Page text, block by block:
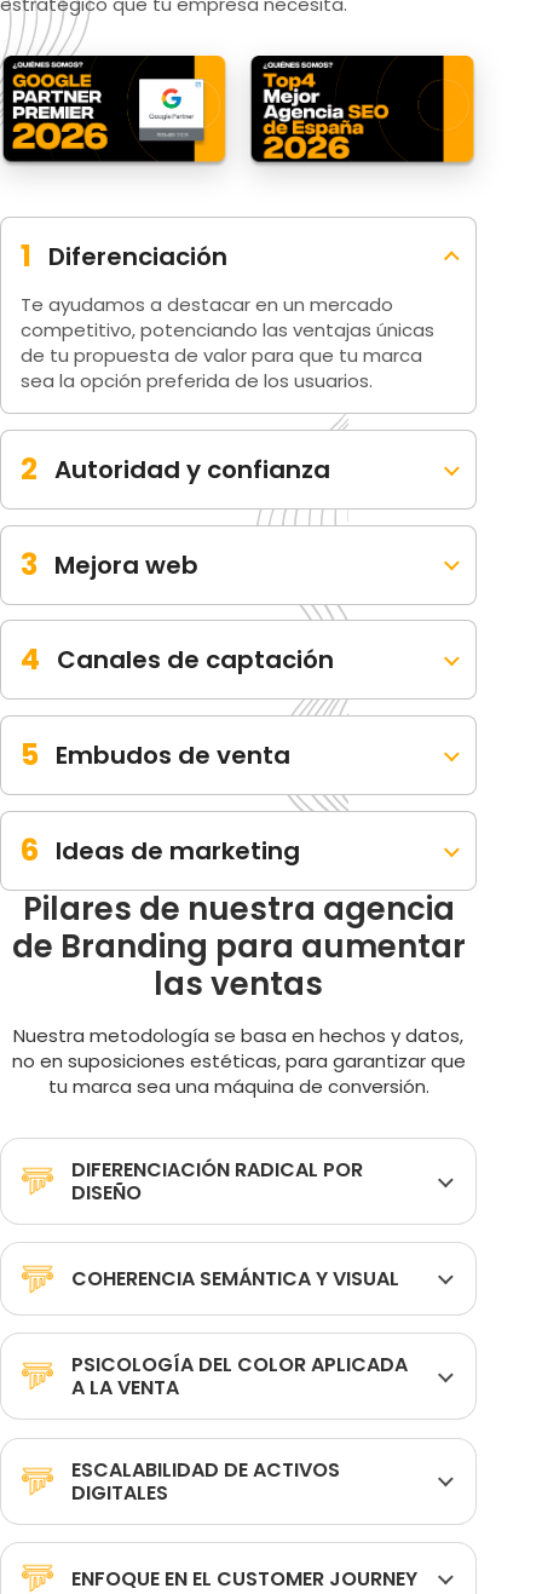
1 Diferenciación
Te ayudamos a destacar en un mercado
competitivo, potenciando las ventajas únicas
de tu propuesta de valor para que tu marca
sea la opción preferida de los usuarios.
2 Autoridad y confianza
3 Mejora web
4 Canales de captación
5 Embudos de venta
6 Ideas de marketing
Pilares de nuestra agencia
de Branding para aumentar
las ventas
Nuestra metodología se basa en hechos y datos,
no en suposiciones estéticas, para garantizar que
tu marca sea una máquina de conversión.
DIFERENCIACIÓN RADICAL POR
DISEÑO
COHERENCIA SEMÁNTICA Y VISUAL
PSICOLOGÍA DEL COLOR APLICADA
A LA VENTA
ESCALABILIDAD DE ACTIVOS
DIGITALES
ENFOQUE EN EL CUSTOMER JOURNEY